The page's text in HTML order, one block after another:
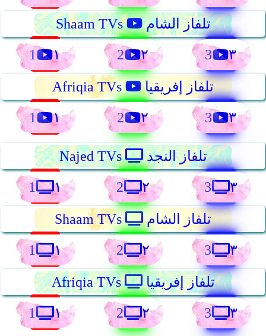
Shaam TVs
تلفاز الشام
1
١ 2 ٢ 3 ٣
Afriqia TVs
تلفاز إفريقيا
1
١ 2 ٢ 3 ٣
Najed TVs
تلفاز النجد
1
١ 2 ٢ 3 ٣
Shaam TVs
تلفاز الشام
1
١ 2 ٢ 3 ٣
Afriqia TVs
تلفاز إفريقيا
1
١ 2 ٢ 3 ٣